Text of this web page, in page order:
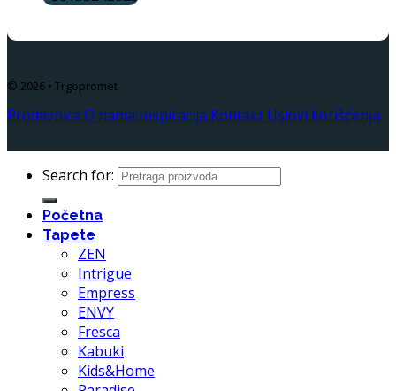
© 2026 • Trgopromet
Prodavnica O nama Inspiracija Kontakt Uslovi korišćenja
Search for:
Početna
Tapete
ZEN
Intrigue
Empress
ENVY
Fresca
Kabuki
Kids&Home